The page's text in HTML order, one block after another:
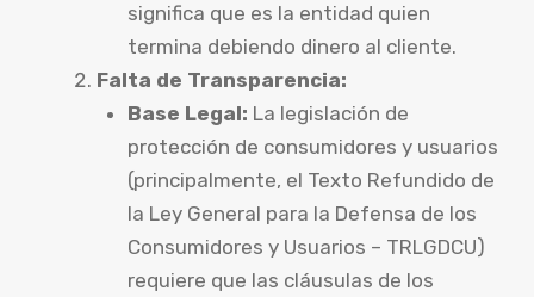
significa que es la entidad quien
termina debiendo dinero al cliente.
Falta de Transparencia:
Base Legal: La legislación de
protección de consumidores y usuarios
(principalmente, el Texto Refundido de
la Ley General para la Defensa de los
Consumidores y Usuarios – TRLGDCU)
requiere que las cláusulas de los